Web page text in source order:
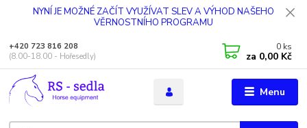
NYNÍ JE MOŽNÉ ZAČÍT VYUŽÍVAT SLEV A VÝHOD NAŠEHO
VĚRNOSTNÍHO PROGRAMU
Menu
+420 723 816 208
(8.00-18.00 - Hořesedly)
0 ks
za 0,00 Kč